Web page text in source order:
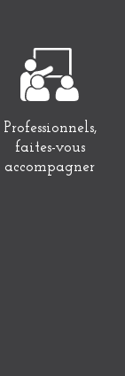
Professionnels,
faites-vous
accompagner